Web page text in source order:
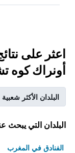
اعثر على
أونراك كوه
البلدان الأكثر شعبية
البلدان التي يبحث
الفنادق في المغرب